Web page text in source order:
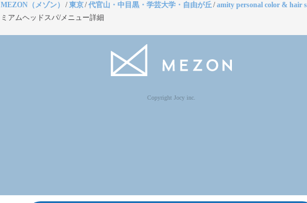
MEZON（メゾン） /東京/代官山・中目黒・学芸大学・自由が丘/amity personal color & hair
ミアムヘッドスパ/メニュー詳細
Copyright Jocy inc.